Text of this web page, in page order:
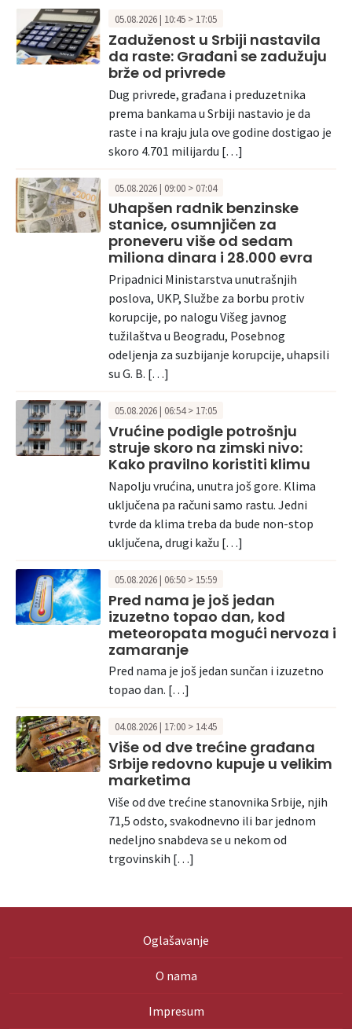
05.08.2026 | 10:45 > 17:05
Zaduženost u Srbiji nastavila
da raste: Građani se zadužuju
brže od privrede
Dug privrede, građana i preduzetnika
prema bankama u Srbiji nastavio je da
raste i na kraju jula ove godine dostigao je
skoro 4.701 milijardu […]
05.08.2026 | 09:00 > 07:04
Uhapšen radnik benzinske
stanice, osumnjičen za
proneveru više od sedam
miliona dinara i 28.000 evra
Pripadnici Ministarstva unutrašnjih
poslova, UKP, Službe za borbu protiv
korupcije, po nalogu Višeg javnog
tužilaštva u Beogradu, Posebnog
odeljenja za suzbijanje korupcije, uhapsili
su G. B. […]
05.08.2026 | 06:54 > 17:05
Vrućine podigle potrošnju
struje skoro na zimski nivo:
Kako pravilno koristiti klimu
Napolju vrućina, unutra još gore. Klima
uključena pa računi samo rastu. Jedni
tvrde da klima treba da bude non-stop
uključena, drugi kažu […]
05.08.2026 | 06:50 > 15:59
Pred nama je još jedan
izuzetno topao dan, kod
meteoropata mogući nervoza i
zamaranje
Pred nama je još jedan sunčan i izuzetno
topao dan. […]
04.08.2026 | 17:00 > 14:45
Više od dve trećine građana
Srbije redovno kupuje u velikim
marketima
Više od dve trećine stanovnika Srbije, njih
71,5 odsto, svakodnevno ili bar jednom
nedeljno snabdeva se u nekom od
trgovinskih […]
Oglašavanje
O nama
Impresum